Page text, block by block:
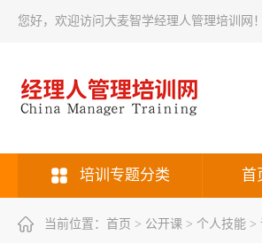
您好，欢迎访问大麦智学经理人管理培训网！
培训专题分类 首
当前位置： 首页 > 公开课 > 个人技能 >